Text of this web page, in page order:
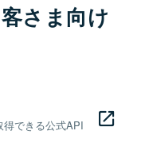
さま向け
できる公式API